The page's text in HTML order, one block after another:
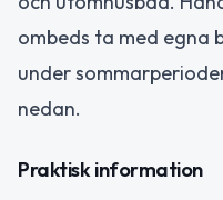
ombeds ta med egna
under
nedan.
Praktisk information